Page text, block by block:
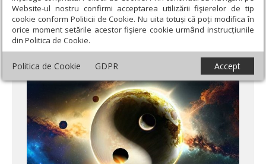
Website-ul nostru confirmi acceptarea utilizării fişierelor de tip
cookie conform Politicii de Cookie. Nu uita totuși că poți modifica în
orice moment setările acestor fişiere cookie urmând instrucțiunile
din Politica de Cookie.
Politica de Cookie GDPR Accept
Comică pentru Copii
Premieră la Opera Comică pentru Copii